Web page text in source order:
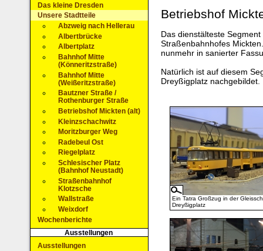
Betriebshof
Das dienstälteste
Straßenbahnhofes
nunmehr in sanierter
Natürlich ist auf diesem
Dreyßigplatz nachgebildet.
Ein Tatra Großzug in der
Dreyßigplatz
Das kleine Dresden
Unsere Stadtteile
Abzweig nach Hellerau
Albertbrücke
Albertplatz
Bahnhof Mitte
(Könneritzstraße)
Bahnhof Mitte
(Weißeritzstraße)
Bautzner Straße /
Rothenburger Straße
Betriebshof Mickten (alt)
Kleinzschachwitz
Moritzburger Weg
Radebeul Ost
Riegelplatz
Schlesischer Platz
(Bahnhof Neustadt)
Straßenbahnhof
Klotzsche
Wallstraße
Weixdorf
Wochenberichte
Ausstellungen
Ausstellungen